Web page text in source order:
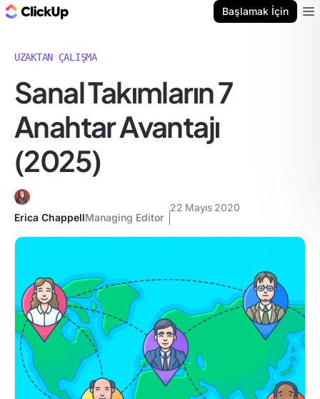
Başlamak İçin
UZAKTAN ÇALIŞMA
Sanal Takımların 7
Anahtar Avantajı
(2025)
Erica ChappellManaging Editor
22 Mayıs 2020